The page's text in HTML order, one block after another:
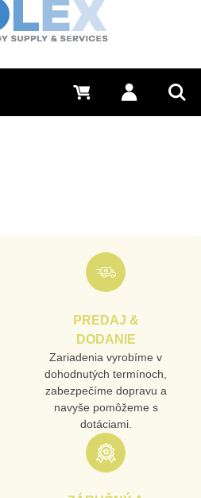
Prihlásiť sa
0 €
PREDAJ &
DODANIE
Zariadenia vyrobíme v
dohodnutých termínoch,
zabezpečíme dopravu a
navyše pomôžeme s
dotáciami.